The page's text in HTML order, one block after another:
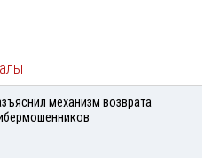
механизм возврата